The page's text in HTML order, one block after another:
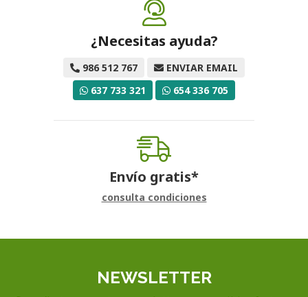
¿Necesitas ayuda?
986 512 767
ENVIAR EMAIL
637 733 321
654 336 705
Envío gratis*
consulta condiciones
NEWSLETTER